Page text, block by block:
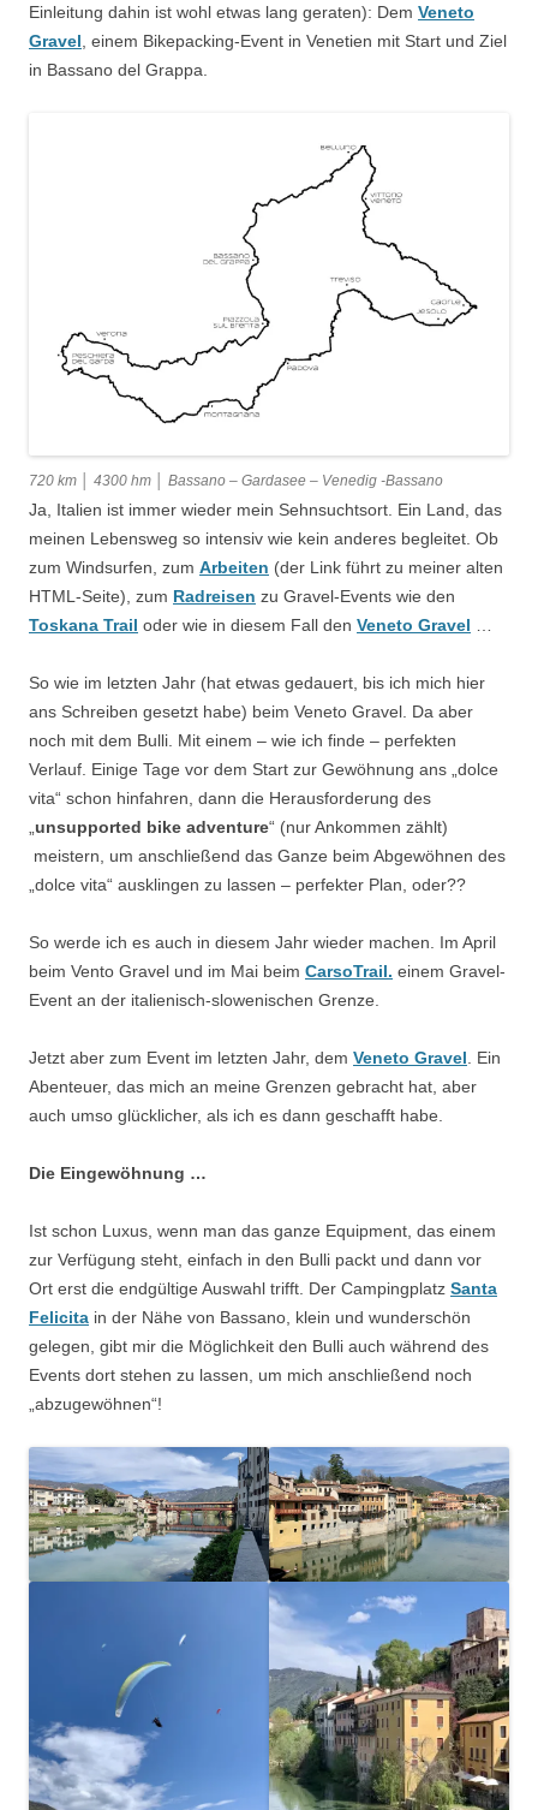
Einleitung dahin ist wohl etwas lang geraten): Dem Veneto
Gravel , einem Bikepacking-Event in Venetien mit Start und Ziel
in Bassano del Grappa.
720 km │ 4300 hm │ Bassano – Gardasee – Venedig -Bassano
Ja, Italien ist immer wieder mein Sehnsuchtsort. Ein Land, das
meinen Lebensweg so intensiv wie kein anderes begleitet. Ob
zum Windsurfen, zum Arbeiten (der Link führt zu meiner alten
HTML-Seite), zum Radreisen zu Gravel-Events wie den
Toskana Trail oder wie in diesem Fall den Veneto Gravel
So wie im letzten Jahr (hat etwas gedauert, bis ich mich hier
ans Schreiben gesetzt habe) beim Veneto Gravel. Da aber
noch mit dem Bulli. Mit einem – wie ich finde – perfekten
Verlauf. Einige Tage vor dem Start zur Gewöhnung ans „dolce
vita“ schon hinfahren, dann die Herausforderung des
unsupported bike adventure“ (nur Ankommen zählt)
meistern, um anschließend das Ganze beim Abgewöhnen des
„dolce vita“ ausklingen zu lassen – perfekter Plan, oder??
So werde ich es auch in diesem Jahr wieder machen. Im April
beim Vento Gravel und im Mai beim CarsoTrail. einem Gravel-
Event an der italienisch-slowenischen Grenze.
Jetzt aber zum Event im letzten Jahr, dem Veneto Gravel . Ein
Abenteuer, das mich an meine Grenzen gebracht hat, aber
auch umso glücklicher, als ich es dann geschafft habe.
Die Eingewöhnung …
Ist schon Luxus, wenn man das ganze Equipment, das einem
zur Verfügung steht, einfach in den Bulli packt und dann vor
Ort erst die endgültige Auswahl trifft. Der Campingplatz Santa
Felicita in der Nähe von Bassano, klein und wunderschön
gelegen, gibt mir die Möglichkeit den Bulli auch während des
Events dort stehen zu lassen, um mich anschließend noch
„abzugewöhnen“!